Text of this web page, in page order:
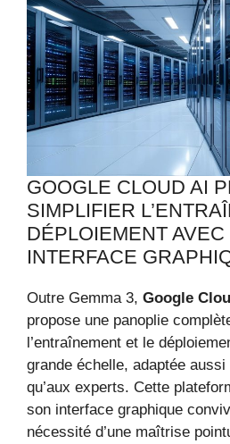
GOOGLE CLOUD AI
SIMPLIFIER
DÉPLOIEMENT AVEC
INTERFACE
Outre Gemma 3, Google
propose une panoplie
l’entraînement et le
grande échelle, adaptée
qu’aux experts. Cette
son interface graphique
nécessité d’une maîtrise